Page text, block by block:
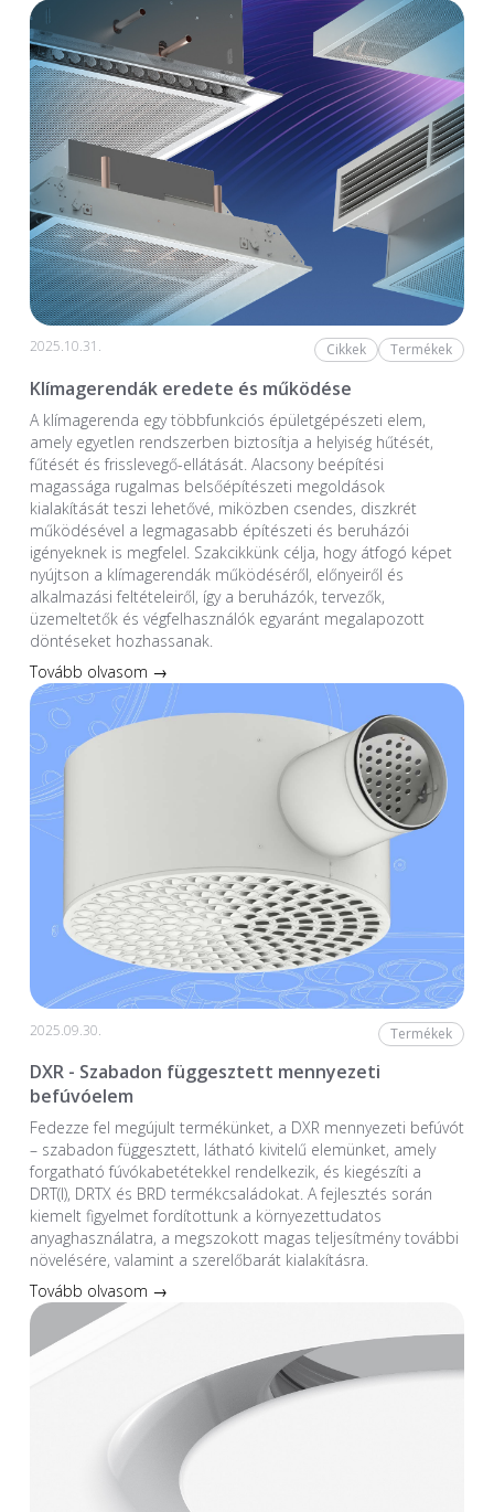
2025.10.31. Cikkek Termékek
Klímagerendák eredete és működése
A klímagerenda egy többfunkciós épületgépészeti elem,
amely egyetlen rendszerben biztosítja a helyiség hűtését,
fűtését és frisslevegő-ellátását. Alacsony beépítési
magassága rugalmas belsőépítészeti megoldások
kialakítását teszi lehetővé, miközben csendes, diszkrét
működésével a legmagasabb építészeti és beruházói
igényeknek is megfelel. Szakcikkünk célja, hogy átfogó képet
nyújtson a klímagerendák működéséről, előnyeiről és
alkalmazási feltételeiről, így a beruházók, tervezők,
üzemeltetők és végfelhasználók egyaránt megalapozott
döntéseket hozhassanak.
Tovább olvasom →
2025.09.30. Termékek
DXR - Szabadon függesztett mennyezeti
befúvóelem
Fedezze fel megújult termékünket, a DXR mennyezeti befúvót
– szabadon függesztett, látható kivitelű elemünket, amely
forgatható fúvókabetétekkel rendelkezik, és kiegészíti a
DRT(I), DRTX és BRD termékcsaládokat. A fejlesztés során
kiemelt figyelmet fordítottunk a környezettudatos
anyaghasználatra, a megszokott magas teljesítmény további
növelésére, valamint a szerelőbarát kialakításra.
Tovább olvasom →